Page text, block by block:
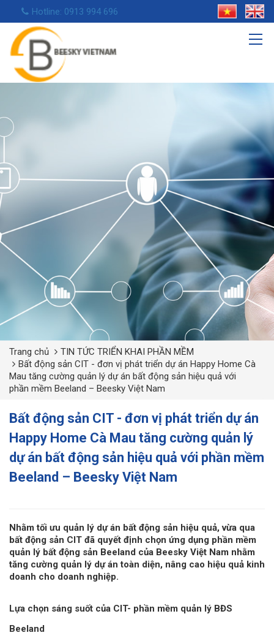
Hotline: 0913 994 696
Trang chủ
TIN TỨC TRIỂN KHAI PHẦN MỀM
Bất động sản CIT - đơn vị phát triển dự án Happy Home Cà
Mau tăng cường quản lý dự án bất động sản hiệu quả với
phần mềm Beeland – Beesky Việt Nam
Bất động sản CIT - đơn vị phát triển dự án
Happy Home Cà Mau tăng cường quản lý
dự án bất động sản hiệu quả với phần mềm
Beeland – Beesky Việt Nam
Nhằm tối ưu quản lý dự án bất động sản hiệu quả, vừa qua
bất động sản CIT đã quyết định chọn ứng dụng phần mềm
quản lý bất động sản Beeland của Beesky Việt Nam nhằm
tăng cường quản lý dự án toàn diện, nâng cao hiệu quả kinh
doanh cho doanh nghiệp.
Lựa chọn sáng suốt của CIT- phần mềm quản lý BĐS
Beeland